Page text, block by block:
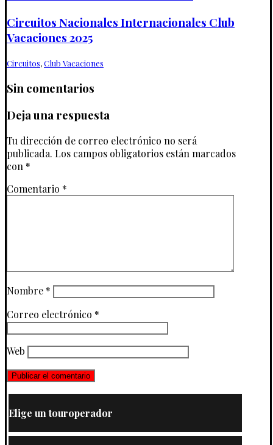
Circuitos Nacionales Internacionales Club
Vacaciones 2025
Circuitos,Club Vacaciones
Sin comentarios
Deja una respuesta
Tu dirección de correo electrónico no será
publicada. Los campos obligatorios están marcados
con *
Comentario *
Nombre *
Correo electrónico *
Web
Elige un touroperador